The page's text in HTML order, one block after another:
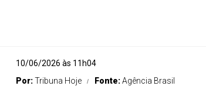
10/06/2026 às 11h04
Por:Tribuna Hoje Fonte:Agência Brasil